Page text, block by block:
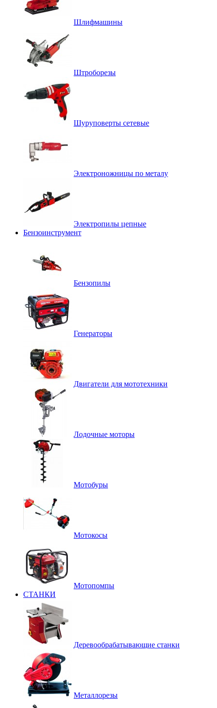
Шлифмашины
Штроборезы
Шуруповерты сетевые
Электроножницы по металу
Электропилы цепные
Бензоинструмент
Бензопилы
Генераторы
Двигатели для мототехники
Лодочные моторы
Мотобуры
Мотокосы
Мотопомпы
СТАНКИ
Деревообрабатывающие станки
Металлорезы